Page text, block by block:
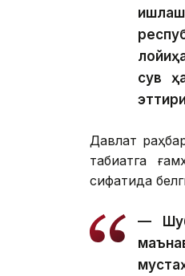
ишлаш
сув
Давлат
табиатга
сифатида
—